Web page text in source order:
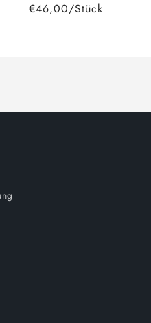
€46,00/Stück